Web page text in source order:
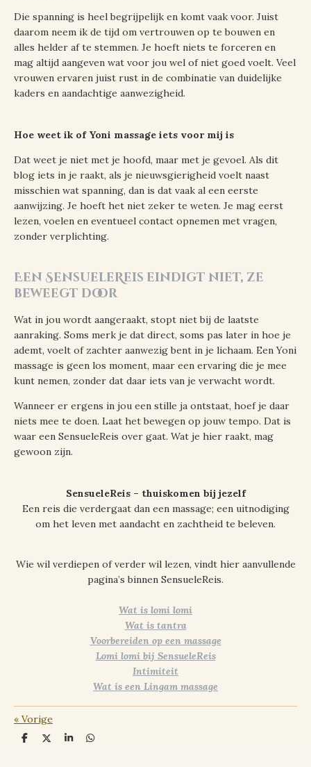
Die spanning is heel begrijpelijk en komt vaak voor. Juist
daarom neem ik de tijd om vertrouwen op te bouwen en
alles helder af te stemmen. Je hoeft niets te forceren en
mag altijd aangeven wat voor jou wel of niet goed voelt. Veel
vrouwen ervaren juist rust in de combinatie van duidelijke
kaders en aandachtige aanwezigheid.
Hoe weet ik of Yoni massage iets voor mij is
Dat weet je niet met je hoofd, maar met je gevoel. Als dit
blog iets in je raakt, als je nieuwsgierigheid voelt naast
misschien wat spanning, dan is dat vaak al een eerste
aanwijzing. Je hoeft het niet zeker te weten. Je mag eerst
lezen, voelen en eventueel contact opnemen met vragen,
zonder verplichting.
Een SensueleReis eindigt niet, ze
beweegt door
Wat in jou wordt aangeraakt, stopt niet bij de laatste
aanraking. Soms merk je dat direct, soms pas later in hoe je
ademt, voelt of zachter aanwezig bent in je lichaam. Een Yoni
massage is geen los moment, maar een ervaring die je mee
kunt nemen, zonder dat daar iets van je verwacht wordt.
Wanneer er ergens in jou een stille ja ontstaat, hoef je daar
niets mee te doen. Laat het bewegen op jouw tempo. Dat is
waar een SensueleReis over gaat. Wat je hier raakt, mag
gewoon zijn.
SensueleReis – thuiskomen bij jezelf
Een reis die verdergaat dan een massage; een uitnodiging
om het leven met aandacht en zachtheid te beleven.
Wie wil verdiepen of verder wil lezen, vindt hier aanvullende
pagina’s binnen SensueleReis.
Wat is lomi lomi
Wat is tantra
Voorbereiden op een massage
Lomi lomi bij SensueleReis
Intimiteit
Wat is een Lingam massage
« Vorige
D
D
S
D